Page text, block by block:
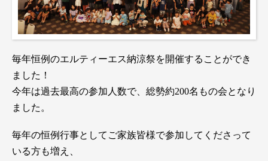
毎年恒例のエルティーエス納涼祭を開催することができ
ました！
今年は過去最高の参加人数で、総勢約200名もの会となり
ました。
毎年の恒例行事としてご家族皆様で参加してくださって
いる方も増え、